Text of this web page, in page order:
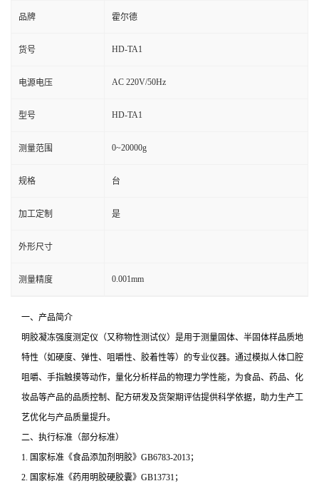
品牌 霍尔德
货号 HD-TA1
电源电压 AC 220V/50Hz
型号 HD-TA1
测量范围 0~20000g
规格 台
加工定制 是
外形尺寸
测量精度 0.001mm
一、产品简介
明胶凝冻强度测定仪（又称物性测试仪）是用于测量固体、半固体样品质地
特性（如硬度、弹性、咀嚼性、胶着性等）的专业仪器。通过模拟人体口腔
咀嚼、手指触摸等动作，量化分析样品的物理力学性能，为食品、药品、化
妆品等产品的品质控制、配方研发及货架期评估提供科学依据，助力生产工
艺优化与产品质量提升。
二、执行标准（部分标准）
1. 国家标准《食品添加剂明胶》GB6783-2013；
2. 国家标准《药用明胶硬胶囊》GB13731；